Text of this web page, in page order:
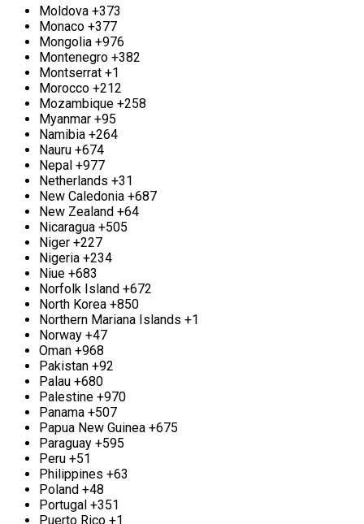
решением: это не только избавит вас от
ненужного бремени, но и принесёт пользу в виде
заработка. Компания «Втормет» с радостью
предлагает свои услуги по приему свинца м.
Улица Скобелевская. Мы принимаем любые
объемы материала и гарантируем лучшие цены на
рынке. Наши условия ясны и прозрачны для
каждого клиента, а вы можете самостоятельно
проверить точность весов, что обеспечит вам
уверенность в честности сделки. Для вашего
удобства наш пункт приёма работает
круглосуточно, и при необходимости мы можем
организовать выезд к вам. Освободите своё
пространство и преображайте ненужное в доход,
доверившись профессионалам «Втормет».
Демонтаж металлических конструкций
м. Улица Скобелевская
Мы рады предложить уникальные услуги по
демонтажу и вывозу внушительных
металлических сооружений Улица Скобелевская.
Для начала вам следует сделать запрос по
телефону, после чего наши опытные специалисты
оперативно проведут оценку объема работ на
месте. Компания «Втормет» располагает
современным специализированным
оборудованием и слаженными рабочими
группами, что позволяет нам эффективно и
быстрее осуществлять демонтаж конструкций
любой сложности. Все наши работы выполняются
с неукоснительным соблюдением высоких
стандартов безопасности и оперативности. После
Moldova +373
Monaco +377
Mongolia +976
Montenegro +382
Montserrat +1
Morocco +212
Mozambique +258
Myanmar +95
Namibia +264
Nauru +674
Nepal +977
Netherlands +31
New Caledonia +687
New Zealand +64
Nicaragua +505
Niger +227
Nigeria +234
Niue +683
Norfolk Island +672
North Korea +850
Northern Mariana Islands +1
Norway +47
Oman +968
Pakistan +92
Palau +680
Palestine +970
Panama +507
Papua New Guinea +675
Paraguay +595
Peru +51
Philippines +63
Poland +48
Portugal +351
Puerto Rico +1